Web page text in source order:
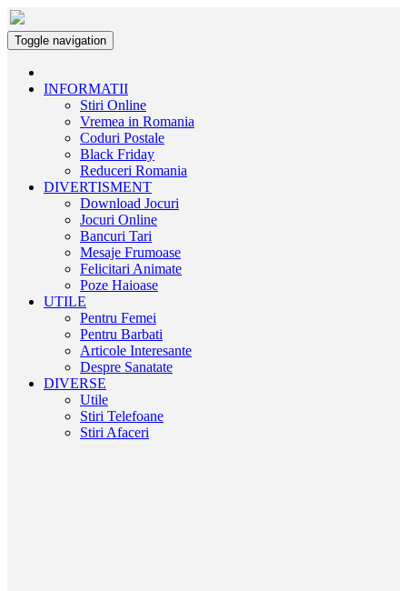
Toggle navigation
INFORMATII
Stiri Online
Vremea in Romania
Coduri Postale
Black Friday
Reduceri Romania
DIVERTISMENT
Download Jocuri
Jocuri Online
Bancuri Tari
Mesaje Frumoase
Felicitari Animate
Poze Haioase
UTILE
Pentru Femei
Pentru Barbati
Articole Interesante
Despre Sanatate
DIVERSE
Utile
Stiri Telefoane
Stiri Afaceri